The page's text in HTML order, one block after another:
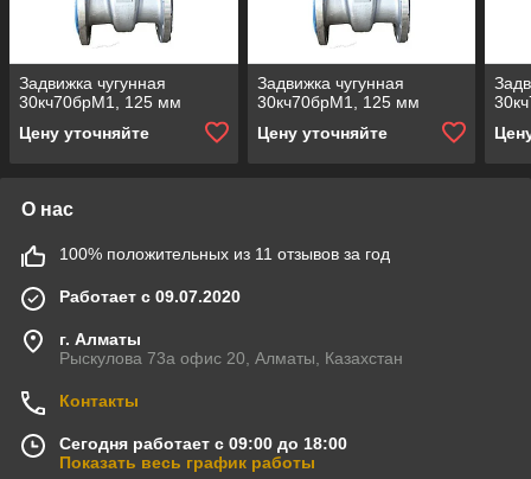
Задвижка чугунная
30кч70брМ1, 125 мм
Цену уточняйте
Задвижка чугунная
30кч70брМ1, 125 мм
Цену уточняйте
О нас
100% положительных из 11 отзывов за год
Работает с 09.07.2020
г. Алматы
Рыскулова 73а офис 20, Алматы, Казахстан
Контакты
Сегодня работает с 09:00 до 18:00
Показать весь график работы